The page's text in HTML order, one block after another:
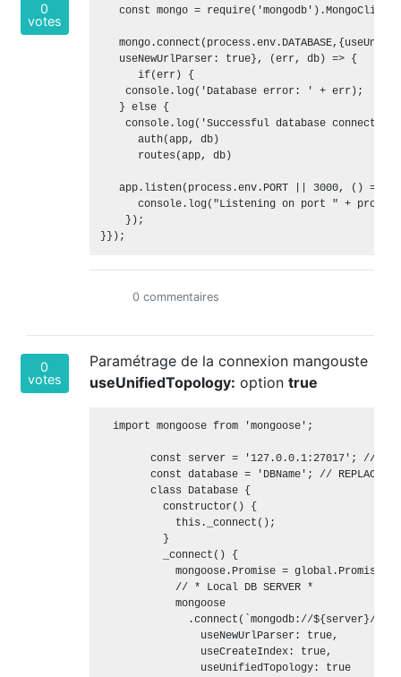
0
votes
   const mongo = require('mongodb').MongoClient;
   useNewUrlParser: true}, (err, db) => {
      if(err) {
    console.log('Database error: ' + err);
   } else {
console.log('Successful database
      auth(app, db)
      routes(app, db)
   app.listen(process.env.PORT || 3000, () => {
console.log("Listening on port " +
    });
}});
0 commentaires
0
votes
Paramétrage de la connexion mangouste
useUnifiedTopology: option true
  import mongoose from 'mongoose';
const server = '127.0.0.1:27017'; //
const database = 'DBName'; // REPLACE
        class Database {
          constructor() {
            this._connect();
          }
          _connect() {
            mongoose.Promise = global.Promise;
            // * Local DB SERVER *
            mongoose
.connect(`mongodb://${server}/
                useNewUrlParser: true,
                useCreateIndex: true,
                useUnifiedTopology: true